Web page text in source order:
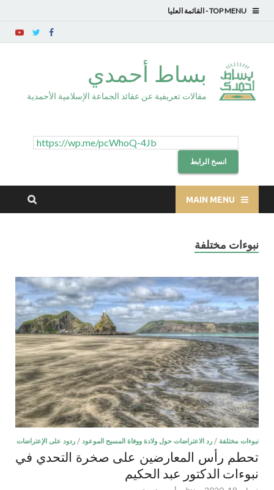
TOP MENU
بساط أحمدي
مقالات تعريفية عن عقائد الجماعة الإسلامية الأحمدية
انسخ الرابط
MAIN MENU
نبوءات مختلفة
نبوءات مختلفة / رد الاعتراضات حول ولادة ووفاة المسيح الموعود / ردود على الإعتراضات
تحطم رأس المعارضين على صخرة التحدي في
نبوءات الدكتور عبد الحكيم